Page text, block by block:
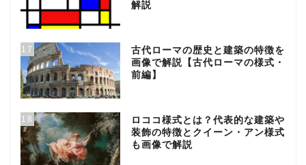
解説
17
古代ローマの歴史と建築の特徴を
画像で解説【古代ローマの様式・
前編】
18
ロココ様式とは？代表的な建築や
装飾の特徴とクイーン・アン様式
も画像で解説